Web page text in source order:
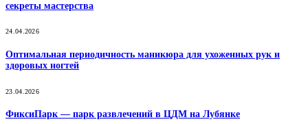
секреты мастерства
24.04.2026
Оптимальная периодичность маникюра для ухоженных рук и
здоровых ногтей
23.04.2026
ФиксиПарк — парк развлечений в ЦДМ на Лубянке